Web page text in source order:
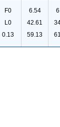
F0
L0
0.13
6.54
42.61
59.13